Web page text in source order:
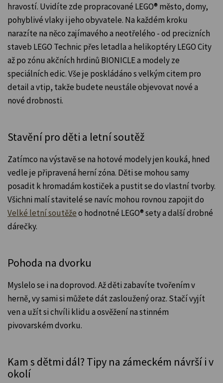
hravostí. Uvidíte zde propracované LEGO® město, domy,
pohyblivé vlaky i jeho obyvatele. Na každém kroku
narazíte na něco zajímavého a neotřelého - od precizních
staveb LEGO Technic přes letadla a helikoptéry LEGO City
až po zónu akčních hrdinů BIONICLE a modely ze
speciálních edic. Vše je poskládáno s velkým citem pro
detail a vtip, takže budete neustále objevovat nové a
nové drobnosti.
Stavění pro děti a letní soutěž
Zatímco na výstavě se na hotové modely jen kouká, hned
vedle je připravená herní zóna. Děti se mohou samy
posadit k hromadám kostiček a pustit se do vlastní tvorby.
Všichni malí stavitelé se navíc mohou rovnou zapojit do
Velké letní soutěžeo hodnotné LEGO® sety a další drobné
dárečky.
Pohoda na dvorku
Myslelo se i na doprovod. Až děti zabavíte tvořením v
herně, vy sami si můžete dát zasloužený oraz. Stačí vyjít
ven a užít si chvíli klidu a osvěžení na stinném
pivovarském dvorku.
Kam s dětmi dál? Tipy na zámeckém návrší i v
okolí